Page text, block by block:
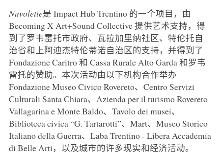
Nuvolette是 Impact Hub Trentino 的一个项目，由
Becoming X Art+Sound Collective 提供艺术支持，得
到了罗韦雷托市政府、瓦拉加里纳社区、特伦托自
治省和上阿迪杰特伦蒂诺自治区的支持，并得到了
Fondazione Caritro 和 Cassa Rurale Alto Garda 和罗韦
雷托的赞助。本次活动由以下机构合作举办
Fondazione Museo Civico Rovereto、Centro Servizi
Culturali Santa Chiara、Azienda per il turismo Rovereto
Vallagarina e Monte Baldo、Tavolo dei musei、
Biblioteca civica “G. Tartarotti”、Mart、Museo Storico
Italiano della Guerra、Laba Trentino - Libera Accademia
di Belle Arti，以及城市的许多现实和经济活动。